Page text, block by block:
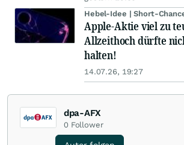
Hebel-Idee | Short-
Apple-Aktie viel zu
Allzeithoch dürfte
halten!
14.07.26, 19:27
dpa-AFX
0 Follower